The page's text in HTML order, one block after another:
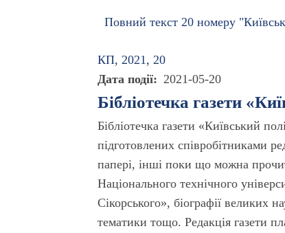
Повний текст 20 номеру
КП, 2021, 20
Дата події
2021-05-20
Бібліотечка газети
Бібліотечка газети «Київський
підготовлених співробітниками
папері, інші поки що можна
Національного технічного
Сікорського», біографії великих
тематики тощо. Редакція газети